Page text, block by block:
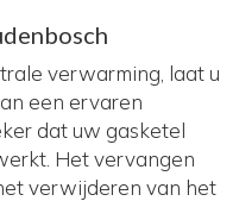
verwarming, laat u
een ervaren
dat uw gasketel
Het vervangen
verwijderen van het